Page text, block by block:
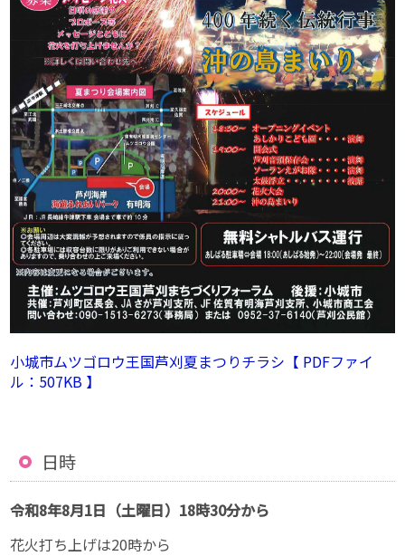
小城市ムツゴロウ王国芦刈夏まつりチラシ【 PDFファイ
ル：507KB 】
日時
令和8年8月1日（土曜日）18時30分から
花火打ち上げは20時から